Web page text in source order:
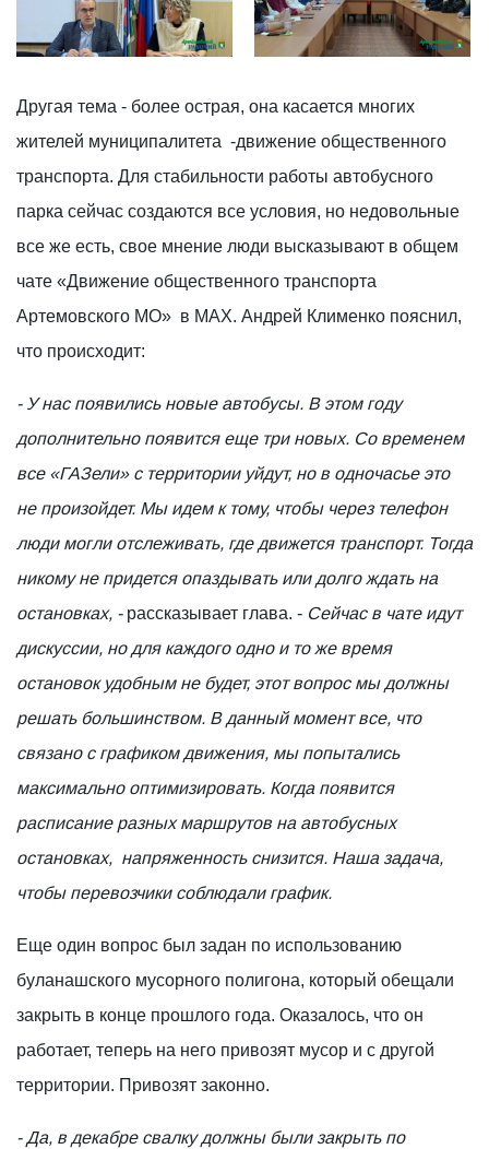
photo_2026-02-03_15-53-15
Другая тема - более острая, она касается многих
жителей муниципалитета -движение общественного
транспорта. Для стабильности работы автобусного
парка сейчас создаются все условия, но недовольные
все же есть, свое мнение люди высказывают в общем
чате «Движение общественного транспорта
Артемовского МО» в МАХ. Андрей Клименко пояснил,
что происходит:
- У нас появились новые автобусы. В этом году
дополнительно появится еще три новых. Со временем
все «ГАЗели» с территории уйдут, но в одночасье это
не произойдет. Мы идем к тому, чтобы через телефон
люди могли отслеживать, где движется транспорт. Тогда
никому не придется опаздывать или долго ждать на
остановках, -рассказывает глава. - Сейчас в чате идут
дискуссии, но для каждого одно и то же время
остановок удобным не будет, этот вопрос мы должны
решать большинством. В данный момент все, что
связано с графиком движения, мы попытались
максимально оптимизировать. Когда появится
расписание разных маршрутов на автобусных
остановках, напряженность снизится. Наша задача,
чтобы перевозчики соблюдали график.
Еще один вопрос был задан по использованию
буланашского мусорного полигона, который обещали
закрыть в конце прошлого года. Оказалось, что он
работает, теперь на него привозят мусор и с другой
территории. Привозят законно.
- Да, в декабре свалку должны были закрыть по